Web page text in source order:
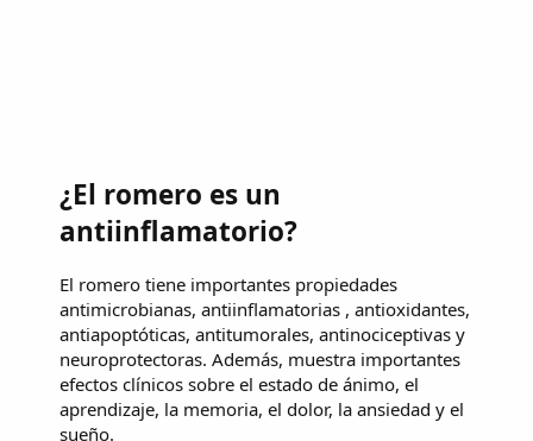
¿El romero es un
antiinflamatorio?
El romero tiene importantes propiedades
antimicrobianas, antiinflamatorias , antioxidantes,
antiapoptóticas, antitumorales, antinociceptivas y
neuroprotectoras. Además, muestra importantes
efectos clínicos sobre el estado de ánimo, el
aprendizaje, la memoria, el dolor, la ansiedad y el
sueño.